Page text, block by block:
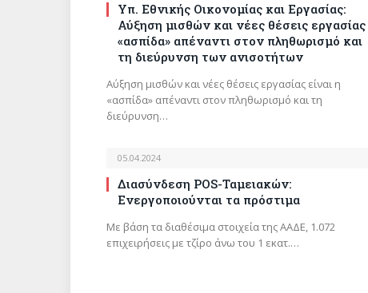
Υπ. Εθνικής Οικονομίας και Εργασίας:
Αύξηση μισθών και νέες θέσεις εργασίας
«ασπίδα» απέναντι στον πληθωρισμό και
τη διεύρυνση των ανισοτήτων
Αύξηση μισθών και νέες θέσεις εργασίας είναι η
«ασπίδα» απέναντι στον πληθωρισμό και τη
διεύρυνση…
05.04.2024
Διασύνδεση POS-Ταμειακών:
Ενεργοποιούνται τα πρόστιμα
Με βάση τα διαθέσιμα στοιχεία της ΑΑΔΕ, 1.072
επιχειρήσεις με τζίρο άνω του 1 εκατ.…